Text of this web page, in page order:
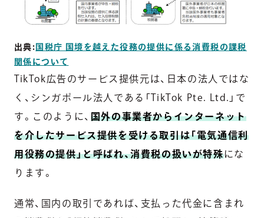
出典: 国税庁 国境を越えた役務の提供に係る消費税の課税
関係について
TikTok広告のサービス提供元は、日本の法人ではな
く、シンガポール法人である「TikTok Pte. Ltd.」で
す。このように、 国外の事業者からインターネット
を介したサービス提供を受ける取引は「電気通信利
用役務の提供」と呼ばれ、消費税の扱いが特殊にな
ります。
通常、国内の取引であれば、支払った代金に含まれ